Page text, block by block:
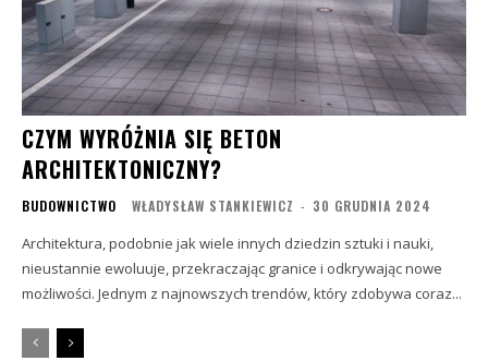
CZYM WYRÓŻNIA SIĘ BETON
ARCHITEKTONICZNY?
BUDOWNICTWO WŁADYSŁAW STANKIEWICZ - 30 GRUDNIA 2024
Architektura, podobnie jak wiele innych dziedzin sztuki i nauki,
nieustannie ewoluuje, przekraczając granice i odkrywając nowe
możliwości. Jednym z najnowszych trendów, który zdobywa coraz...